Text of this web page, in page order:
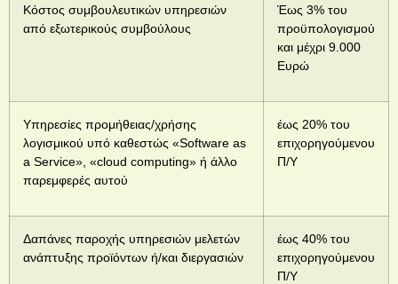
Κόστος συμβουλευτικών υπηρεσιών
από εξωτερικούς συμβούλους
Έως 3% του
προϋπολογισμού
και μέχρι 9.000
Ευρώ
Υπηρεσίες προμήθειας/χρήσης
λογισμικού υπό καθεστώς «Software as
a Service», «cloud computing» ή άλλο
παρεμφερές αυτού
έως 20% του
επιχορηγούμενου
Π/Υ
Δαπάνες παροχής υπηρεσιών μελετών
ανάπτυξης προϊόντων ή/και διεργασιών
έως 40% του
επιχορηγούμενου
Π/Υ